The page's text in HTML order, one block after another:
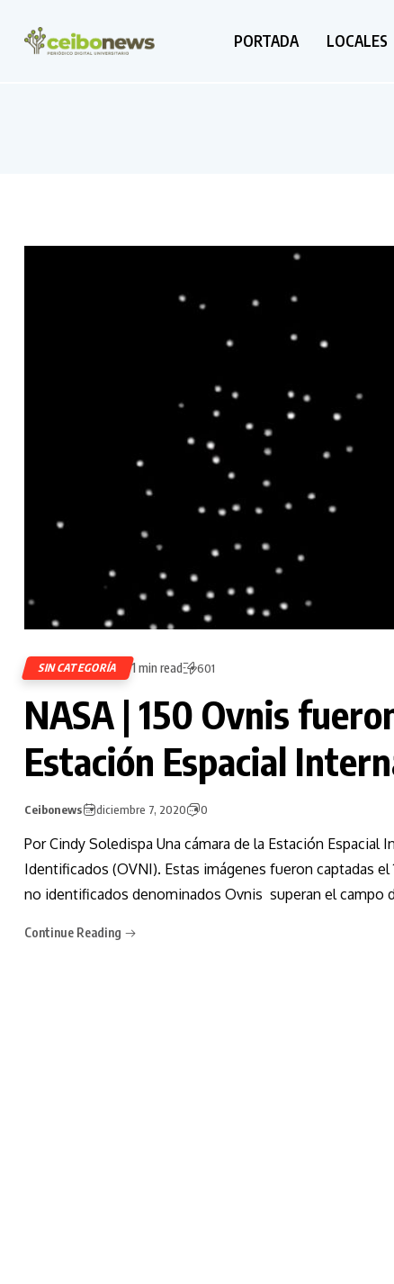
PORTADA LOCALES
SIN CATEGORÍA 1 min read 601
NASA | 150 Ovnis
Estación Espacial
Ceibonews diciembre 7, 2020 0
Por Cindy Soledispa Una cámara de la Estación
Identificados (OVNI). Estas imágenes fueron captadas
no identificados denominados Ovnis superan el campo
Continue Reading